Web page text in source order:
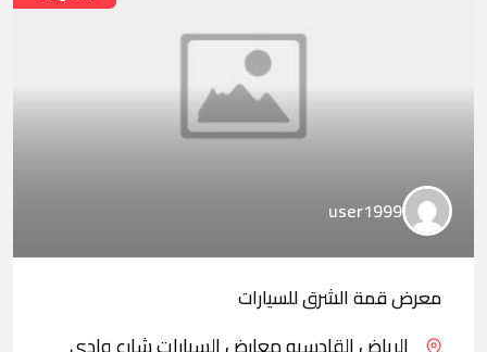
user1999
معرض قمة الشرق للسيارات